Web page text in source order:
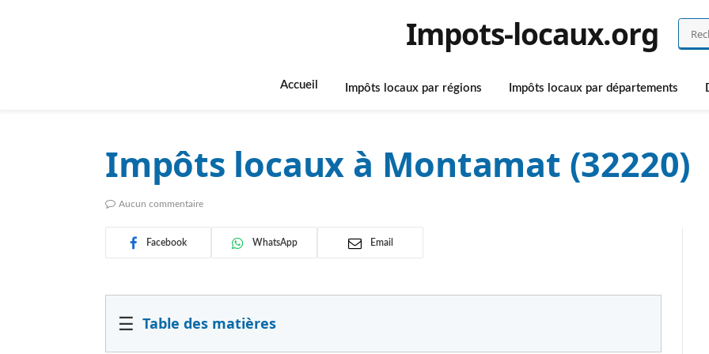
Impots-locaux.org
Accueil Impôts locaux par régions Impôts locaux par départements
Impôts locaux à Montamat (32220)
Aucun commentaire
Facebook WhatsApp Email
☰ Table des matières